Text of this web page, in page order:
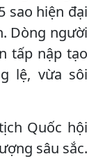
sao hiện đại
Dòng người
tấp nập tạo
lệ, vừa sôi
Quốc hội
sâu sắc.